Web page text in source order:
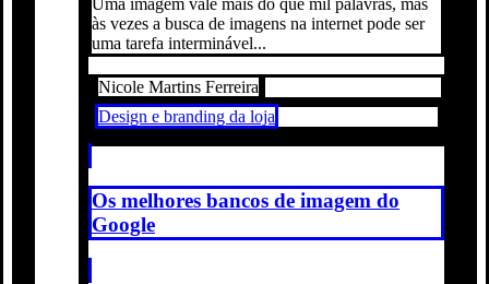
às vezes a busca de imagens na internet pode ser
uma tarefa interminável...
Nicole Martins Ferreira
Design e branding da loja
Os melhores bancos de imagem do
Google